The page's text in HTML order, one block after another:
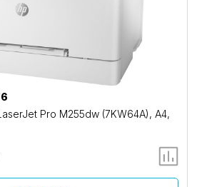
Pro M255dw (7KW64A), A4,